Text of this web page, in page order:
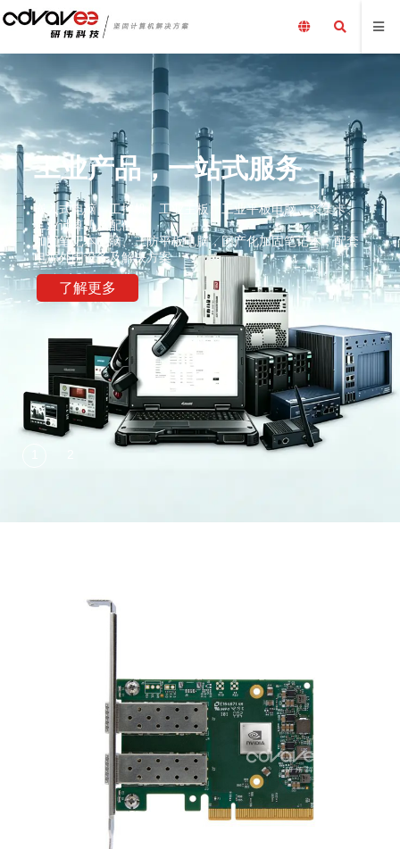
工业产品，一站式服务
嵌入式电脑、工控机、工业主板、工业平板电脑、采集卡、
工业计算机及配件、
加固笔记本电脑、三防平板电脑，国产化加固笔记本，配套
电源外围设备及解决方案
了解更多